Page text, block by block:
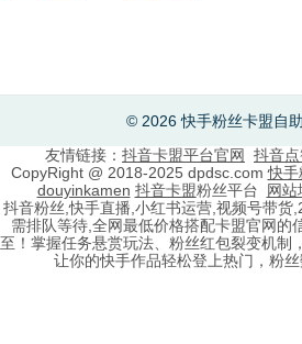
© 2026 快手粉丝卡盟自
友情链接： 抖音卡盟平台官网 抖音
CopyRight @ 2018-2025 dpdsc.com快手
douyinkamen 抖音卡盟粉丝平台 网站
抖音粉丝,快手直播,小红书运营,视频号带货
需排队等待,全网最低价格搭配卡盟官网的
至！掌握任务悬赏玩法、粉丝红包裂变机制
让你的快手作品轻松登上热门，粉丝